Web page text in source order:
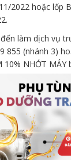
2022 hoặc lốp
làm dịch vụ
855 (nhánh 3)
NHỚT MÁY